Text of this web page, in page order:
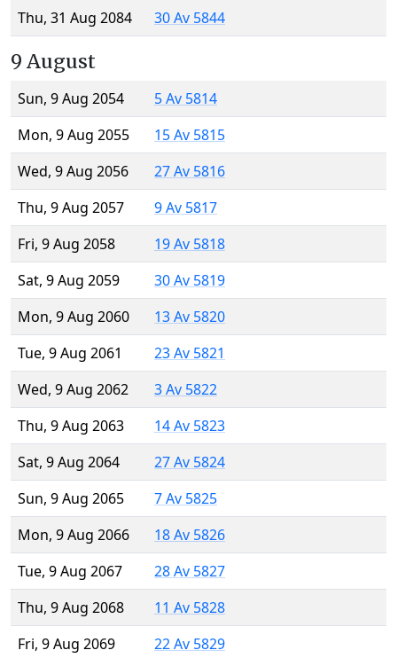
Thu, 31 Aug 2084
30 Av 5844
9 August
Sun, 9 Aug 2054
5 Av 5814
Mon, 9 Aug 2055
15 Av 5815
Wed, 9 Aug 2056
27 Av 5816
Thu, 9 Aug 2057
9 Av 5817
Fri, 9 Aug 2058
19 Av 5818
Sat, 9 Aug 2059
30 Av 5819
Mon, 9 Aug 2060
13 Av 5820
Tue, 9 Aug 2061
23 Av 5821
Wed, 9 Aug 2062
3 Av 5822
Thu, 9 Aug 2063
14 Av 5823
Sat, 9 Aug 2064
27 Av 5824
Sun, 9 Aug 2065
7 Av 5825
Mon, 9 Aug 2066
18 Av 5826
Tue, 9 Aug 2067
28 Av 5827
Thu, 9 Aug 2068
11 Av 5828
Fri, 9 Aug 2069
22 Av 5829